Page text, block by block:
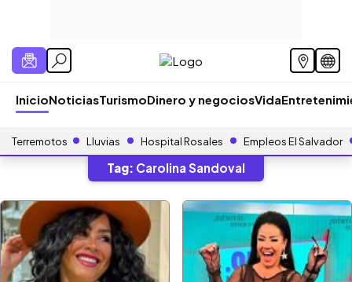
InicioNoticiasTurismoDinero y negociosVida
Terremotos Lluvias Hospital Rosales Empleos El Salvador
Tag: Carolina Sandoval